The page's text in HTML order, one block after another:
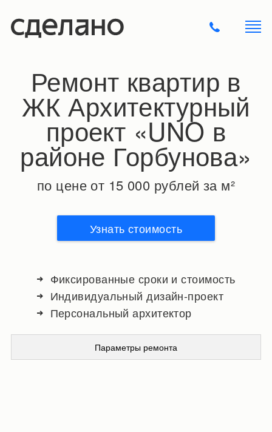
Ремонт квартир в
ЖК Архитектурный
проект «UNO в
районе Горбунова»
по цене от 15 000 рублей за м²
Узнать стоимость
Фиксированные сроки и стоимость
Индивидуальный дизайн-проект
Персональный архитектор
Параметры ремонта